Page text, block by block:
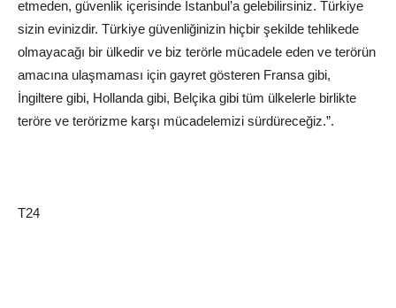
etmeden, güvenlik içerisinde İstanbul’a gelebilirsiniz. Türkiye
sizin evinizdir. Türkiye güvenliğinizin hiçbir şekilde tehlikede
olmayacağı bir ülkedir ve biz terörle mücadele eden ve terörün
amacına ulaşmaması için gayret gösteren Fransa gibi,
İngiltere gibi, Hollanda gibi, Belçika gibi tüm ülkelerle birlikte
teröre ve terörizme karşı mücadelemizi sürdüreceğiz.”.
T24